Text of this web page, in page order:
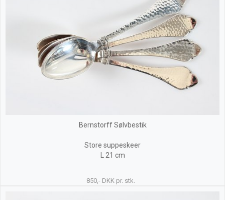
Bernstorff Sølvbestik
Store suppeskeer
L 21 cm
850,- DKK pr. stk.